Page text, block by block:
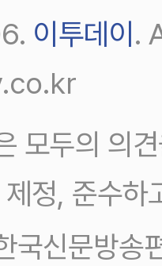
이투데이 .
모두의 의
정, 준수하
국신문방송